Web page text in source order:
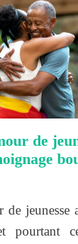
de
jeunesse
pourtant